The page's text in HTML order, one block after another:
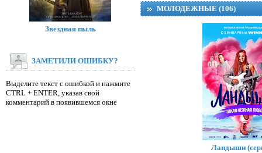
МОЛОДЕЖНЫЕ (106)
Ландыши
Звездная пыль
ЗАМЕТИЛИ ОШИБКУ?
Выделите текст с ошибкой и нажмите
CTRL + ENTER, указав свой
комментарий в появившемся окне